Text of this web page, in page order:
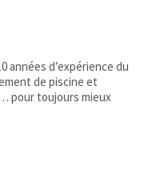
années d’expérience du
de piscine et
pour toujours mieux